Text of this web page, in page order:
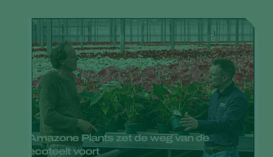
Amazone Plants zet de weg van de
ecoteelt voort